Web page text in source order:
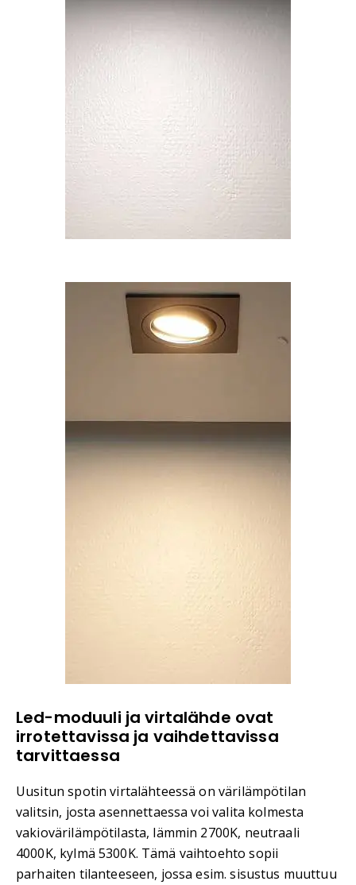
Led-moduuli ja virtalähde ovat
irrotettavissa ja vaihdettavissa
tarvittaessa
Uusitun spotin virtalähteessä on värilämpötilan
valitsin, josta asennettaessa voi valita kolmesta
vakiovärilämpötilasta, lämmin 2700K, neutraali
4000K, kylmä 5300K. Tämä vaihtoehto sopii
parhaiten tilanteeseen, jossa esim. sisustus muuttuu